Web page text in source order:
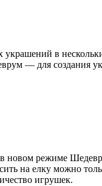
украшений в
— для создания
новом режиме
на елку можно
игрушек.